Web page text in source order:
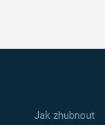
Jak zhubnout